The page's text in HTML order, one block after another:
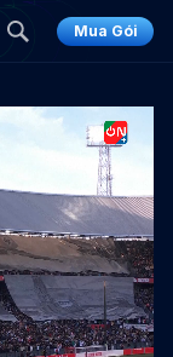
Mua Gói